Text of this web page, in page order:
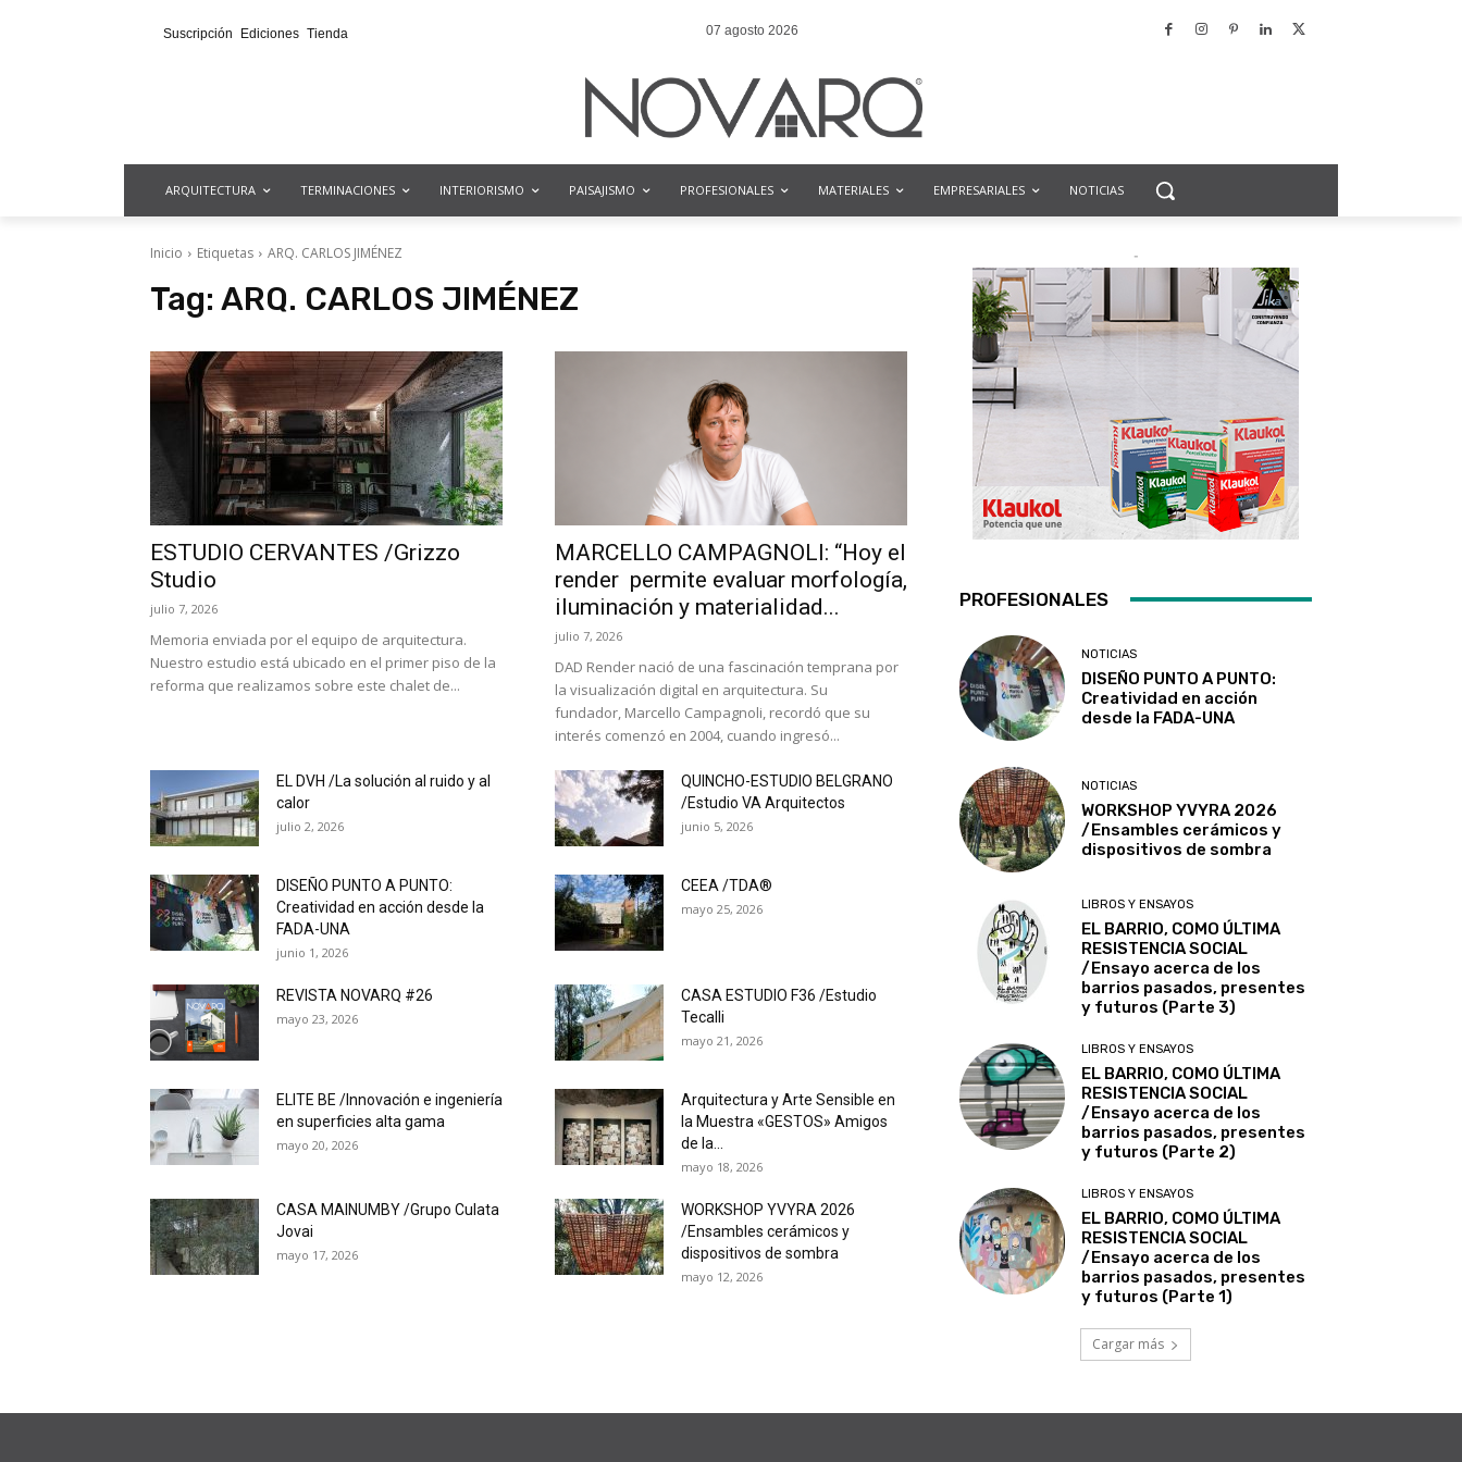
Suscripción Ediciones Tienda 07 agosto 2026
ARQUITECTURA TERMINACIONES INTERIORISMO PAISAJISMO PROFESIONALES MATERIALES EMPRESARIALES NOTICIAS
Inicio Etiquetas ARQ. CARLOS JIMÉNEZ
Tag: ARQ. CARLOS JIMÉNEZ
ESTUDIO CERVANTES /Grizzo
Studio
julio 7, 2026
Memoria enviada por el equipo de arquitectura.
Nuestro estudio está ubicado en el primer piso de la
reforma que realizamos sobre este chalet de...
MARCELLO CAMPAGNOLI: “Hoy el
render permite evaluar morfología,
iluminación y materialidad...
julio 7, 2026
DAD Render nació de una fascinación temprana por
la visualización digital en arquitectura. Su
fundador, Marcello Campagnoli, recordó que su
interés comenzó en 2004, cuando ingresó...
EL DVH /La solución al ruido y al
calor
julio 2, 2026
QUINCHO-ESTUDIO BELGRANO
/Estudio VA Arquitectos
junio 5, 2026
DISEÑO PUNTO A PUNTO:
Creatividad en acción desde la
FADA-UNA
junio 1, 2026
CEEA /TDA®
mayo 25, 2026
REVISTA NOVARQ #26
mayo 23, 2026
CASA ESTUDIO F36 /Estudio
Tecalli
mayo 21, 2026
ELITE BE /Innovación e ingeniería
en superficies alta gama
mayo 20, 2026
Arquitectura y Arte Sensible en
la Muestra «GESTOS» Amigos
de la...
mayo 18, 2026
CASA MAINUMBY /Grupo Culata
Jovai
mayo 17, 2026
WORKSHOP YVYRA 2026
/Ensambles cerámicos y
dispositivos de sombra
mayo 12, 2026
-
PROFESIONALES
NOTICIAS
DISEÑO PUNTO A PUNTO:
Creatividad en acción
desde la FADA-UNA
NOTICIAS
WORKSHOP YVYRA 2026
/Ensambles cerámicos y
dispositivos de sombra
LIBROS Y ENSAYOS
EL BARRIO, COMO ÚLTIMA
RESISTENCIA SOCIAL
/Ensayo acerca de los
barrios pasados, presentes
y futuros (Parte 3)
LIBROS Y ENSAYOS
EL BARRIO, COMO ÚLTIMA
RESISTENCIA SOCIAL
/Ensayo acerca de los
barrios pasados, presentes
y futuros (Parte 2)
LIBROS Y ENSAYOS
EL BARRIO, COMO ÚLTIMA
RESISTENCIA SOCIAL
/Ensayo acerca de los
barrios pasados, presentes
y futuros (Parte 1)
Cargar más